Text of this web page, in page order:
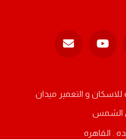
و التعمير ميدان
الشمس
. القاهره